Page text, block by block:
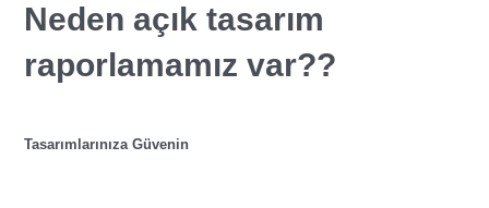
Neden açık tasarım
raporlamamız var??
Tasarımlarınıza Güvenin